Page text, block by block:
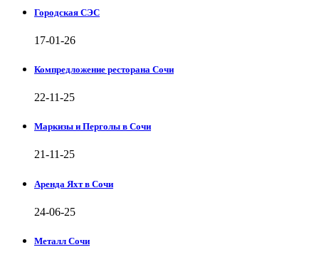
Городская СЭС
17-01-26
Компредложение ресторана Сочи
22-11-25
Маркизы и Перголы в Сочи
21-11-25
Аренда Яхт в Сочи
24-06-25
Металл Сочи